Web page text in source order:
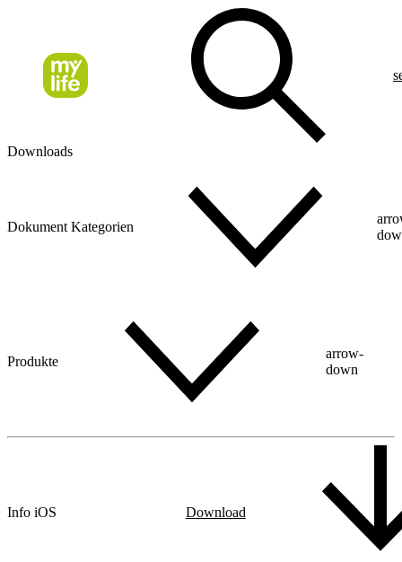
Downloads
Dokument Kategorien
Produkte
arrow-
down
Info iOS Download